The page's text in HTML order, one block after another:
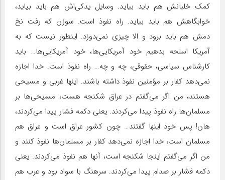
کمک خلبانش هم باید بیاید. وسایل یدکی‌اش هم باید بیاید،
خوابگاهش هم باید بیاید. راه نفوذ است. سوزن که رفت نخ
دمش هم باید برود و الا چیزی نمی‌دوزد. اینطور نیست که به
آمریکا اسلحه بدهیم خود آمریکایی‌ها، خود آمریکایی‌ها… باید
کارشناس سیاسی، حقوقی، چه و چه… راه نفوذ است. خدا اجازه
نمی‌دهد کفار بر مؤمنین نفوذ داشته باشند. اینها غربی و مسیحی
هستند، من اگر می‌گفتم در عراق شکنجه هست، مسیحی‌ها بر
مسلما‌ن‌ها راه نفوذ پیدا می‌کردند. یعنی دکمه فشار پیدا می‌کردند،
هان! پس خود اینها گفتند… چون کشور عراق است و عراق هم
مسلمان است، خدا اجازه نمی‌دهد کفار بر مسلمان‌ها نفوذ کنند و
من اگر می‌گفتم اینجا شکنجه است، آنها هم نفوذ می‌کردند. یعنی
دکمه فشار بر صدام پیدا می‌کردند. سرهنگ با سواد بود و عرب هم